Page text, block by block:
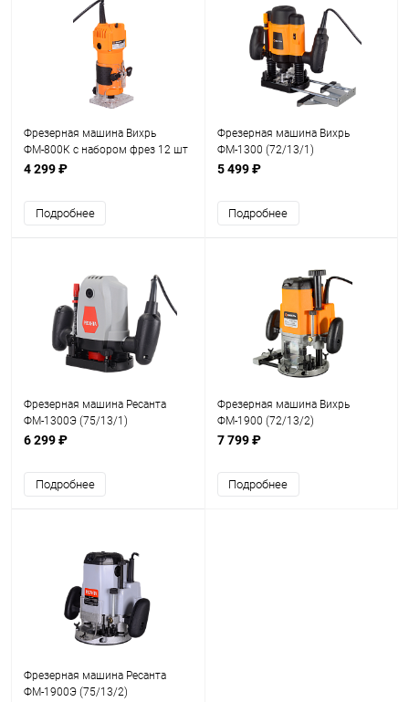
Фрезерная машина Вихрь
ФМ-800К с набором фрез 12 шт
(72/13/8)
4 299 ₽
Подробнее
Фрезерная машина Вихрь
ФМ-1300 (72/13/1)
5 499 ₽
Подробнее
Фрезерная машина Ресанта
ФМ-1300Э (75/13/1)
6 299 ₽
Подробнее
Фрезерная машина Вихрь
ФМ-1900 (72/13/2)
7 799 ₽
Подробнее
Фрезерная машина Ресанта
ФМ-1900Э (75/13/2)